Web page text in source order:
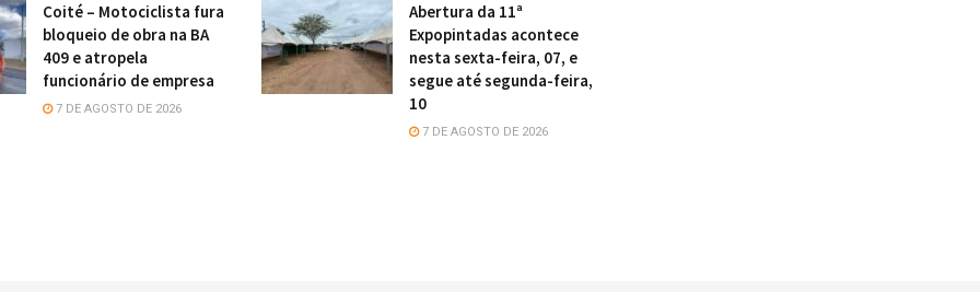
Coité – Motociclista fura
bloqueio de obra na BA
409 e atropela
funcionário de empresa
7 DE AGOSTO DE 2026
Abertura da 11ª
Expopintadas acontece
nesta sexta-feira, 07, e
segue até segunda-feira,
10
7 DE AGOSTO DE 2026